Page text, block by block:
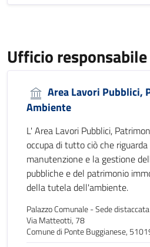
Ufficio responsabile
Area Lavori Pubblici,
Ambiente
L' Area Lavori Pubblici,
occupa di tutto ciò che
manutenzione e la gestione
pubbliche e del patrimonio
della tutela dell'ambiente.
Palazzo Comunale - Sede distaccata
Via Matteotti, 78
Comune di Ponte Buggianese,